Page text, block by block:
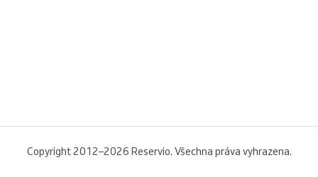
Copyright 2012–2026 Reservio. Všechna práva vyhrazena.